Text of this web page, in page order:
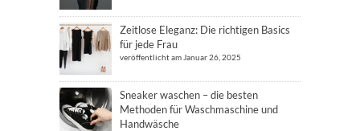
Zeitlose Eleganz: Die richtigen Basics
für jede Frau
veröffentlicht am Januar 26, 2025
Sneaker waschen – die besten
Methoden für Waschmaschine und
Handwäsche